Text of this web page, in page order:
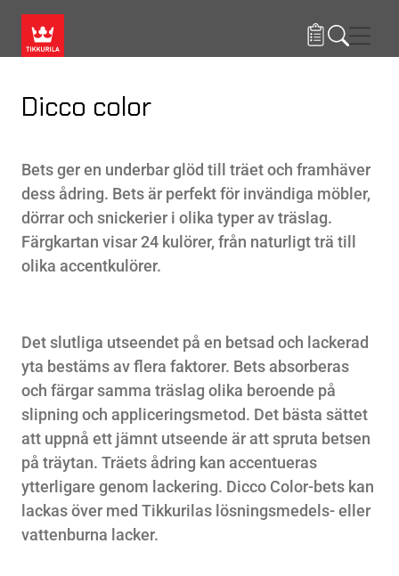
Dicco color
Bets ger en underbar glöd till träet och framhäver
dess ådring. Bets är perfekt för invändiga möbler,
dörrar och snickerier i olika typer av träslag.
Färgkartan visar 24 kulörer, från naturligt trä till
olika accentkulörer.
Det slutliga utseendet på en betsad och lackerad
yta bestäms av flera faktorer. Bets absorberas
och färgar samma träslag olika beroende på
slipning och appliceringsmetod. Det bästa sättet
att uppnå ett jämnt utseende är att spruta betsen
på träytan. Träets ådring kan accentueras
ytterligare genom lackering. Dicco Color-bets kan
lackas över med Tikkurilas lösningsmedels- eller
vattenburna lacker.